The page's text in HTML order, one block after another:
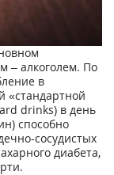
– алкоголем. По
в
«стандартной
drinks) в день
способно
сосудистых
диабета,